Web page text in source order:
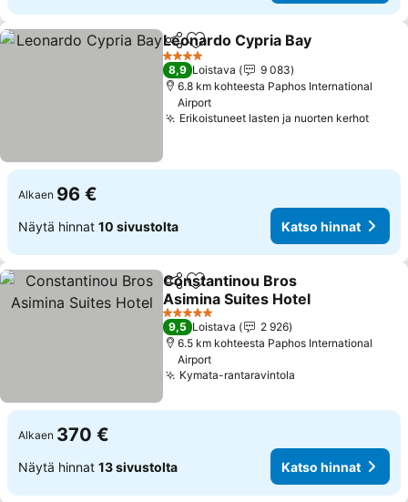
Jaa Lisää suosikkeihin
Leonardo Cypria Bay
4 Tähtiluokitus
8,9 Loistava
9 083
6.8 km kohteesta Paphos International
Airport
Erikoistuneet lasten ja nuorten kerhot
Alkaen 96 €
Näytä hinnat 10 sivustolta Katso hinnat
Jaa Lisää suosikkeihin
Constantinou Bros
Asimina Suites Hotel
Katso hinnat
5 Tähtiluokitus
9,5 Loistava
2 926
6.5 km kohteesta Paphos International
Airport
Kymata-rantaravintola
Alkaen 370 €
Näytä hinnat 13 sivustolta Katso hinnat